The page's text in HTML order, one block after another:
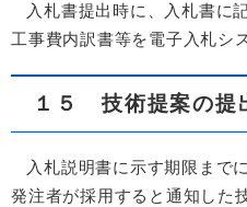
入札書提出時に、入札書に
工事費内訳書等を電子入札シ
１５ 技術提案の提
入札説明書に示す期限まで
発注者が採用すると通知した